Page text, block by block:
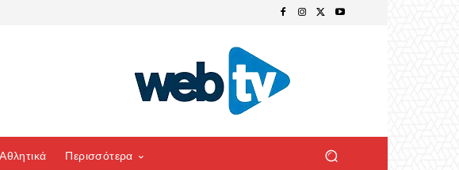
Αθλητικά Περισσότερα